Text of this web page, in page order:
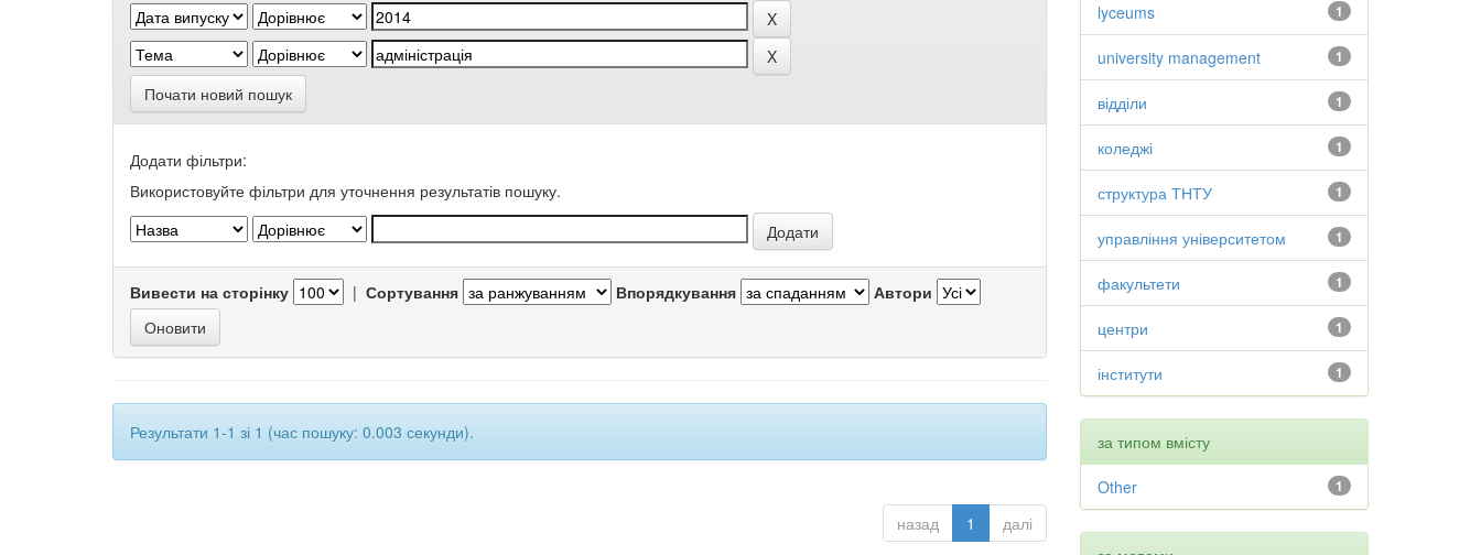
Почати новий пошук
Додати фільтри:
Використовуйте фільтри для уточнення результатів пошуку.
Вивести на сторінку | Сортування Впорядкування Автори
Результати 1-1 зі 1 (час пошуку: 0.003 секунди).
назад 1 далі
1
lyceums
1
university management
1
відділи
1
коледжі
1
структура ТНТУ
1
управління університетом
1
факультети
1
центри
1
інститути
за типом вмісту
1
Other